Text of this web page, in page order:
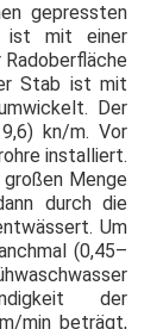
gepressten
ist mit einer
Stab ist mit
Der
kn/m. Vor
installiert.
Menge
durch die
Um
(0,45–
der
min beträgt,